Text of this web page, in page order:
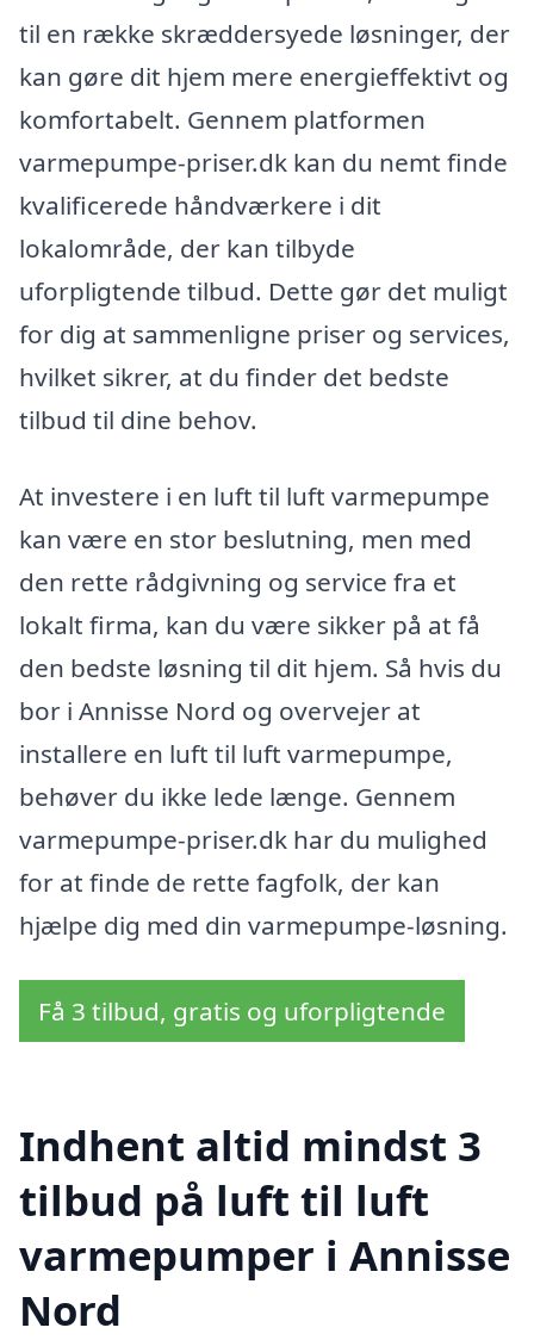
til en række skræddersyede løsninger, der
kan gøre dit hjem mere energieffektivt og
komfortabelt. Gennem platformen
varmepumpe-priser.dk kan du nemt finde
kvalificerede håndværkere i dit
lokalområde, der kan tilbyde
uforpligtende tilbud. Dette gør det muligt
for dig at sammenligne priser og services,
hvilket sikrer, at du finder det bedste
tilbud til dine behov.
At investere i en luft til luft varmepumpe
kan være en stor beslutning, men med
den rette rådgivning og service fra et
lokalt firma, kan du være sikker på at få
den bedste løsning til dit hjem. Så hvis du
bor i Annisse Nord og overvejer at
installere en luft til luft varmepumpe,
behøver du ikke lede længe. Gennem
varmepumpe-priser.dk har du mulighed
for at finde de rette fagfolk, der kan
hjælpe dig med din varmepumpe-løsning.
Få 3 tilbud, gratis og uforpligtende
Indhent altid mindst 3
tilbud på luft til luft
varmepumper i Annisse
Nord